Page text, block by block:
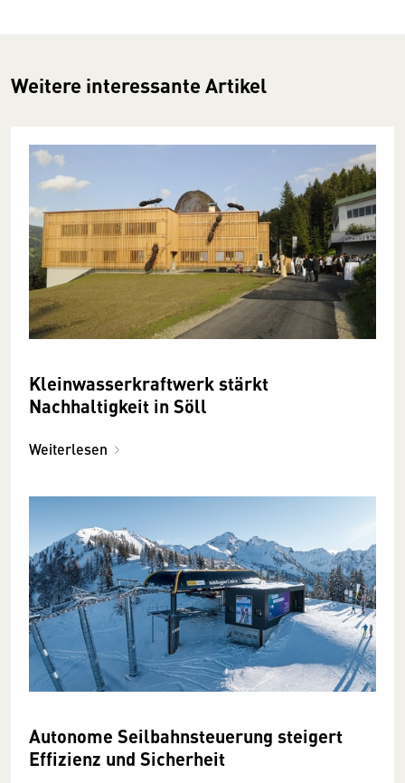
Weitere interessante Artikel
Kleinwasserkraftwerk stärkt
Nachhaltigkeit in Söll
Weiterlesen
Autonome Seilbahnsteuerung steigert
Effizienz und Sicherheit